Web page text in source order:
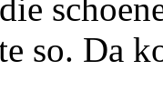
so. Da